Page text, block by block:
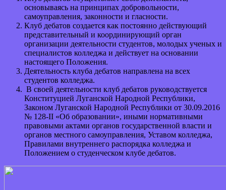
основываясь на принципах добровольности,
самоуправления, законности и гласности.
Клуб дебатов создается как постоянно действующий
представительный и координирующий орган
организации деятельности студентов, молодых ученых и
специалистов колледжа и действует на основании
настоящего Положения.
Деятельность клуба дебатов направлена на всех
студентов колледжа.
В своей деятельности клуб дебатов руководствуется
Конституцией Луганской Народной Республики,
Законом Луганской Народной Республики от 30.09.2016
№ 128-II «Об образовании», иными нормативными
правовыми актами органов государственной власти и
органов местного самоуправления, Уставом колледжа,
Правилами внутреннего распорядка колледжа и
Положением о студенческом клубе дебатов.